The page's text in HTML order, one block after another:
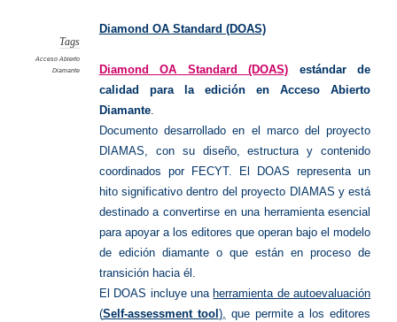
Tags
Acceso Abierto
Diamante
Diamond OA Standard (DOAS)
Diamond OA Standard (DOAS) estándar de
calidad para la edición en Acceso Abierto
Diamante.
Documento desarrollado en el marco del proyecto
DIAMAS, con su diseño, estructura y contenido
coordinados por FECYT. El DOAS representa un
hito significativo dentro del proyecto DIAMAS y está
destinado a convertirse en una herramienta esencial
para apoyar a los editores que operan bajo el modelo
de edición diamante o que están en proceso de
transición hacia él.
El DOAS incluye una herramienta de autoevaluación
(Self-assessment tool ), que permite a los editores